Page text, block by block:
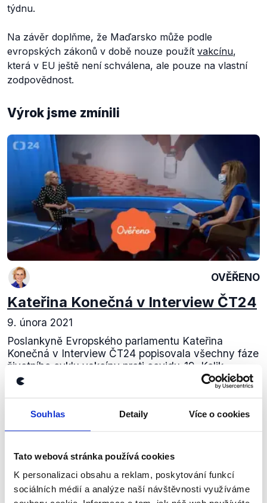
Souhlas Detaily Více o cookies
Tato webová stránka používá cookies
K personalizaci obsahu a reklam, poskytování funkcí
sociálních médií a analýze naší návštěvnosti využíváme
týdnu.
Na závěr doplňme, že Maďarsko může podle
evropských zákonů v době nouze použít vakcínu,
která v EU ještě není schválena, ale pouze na vlastní
zodpovědnost.
Výrok jsme zmínili
OVĚŘENO
Kateřina Konečná v Interview ČT24
9. února 2021
Poslankyně Evropského parlamentu Kateřina
Konečná v Interview ČT24 popisovala všechny fáze
životního cyklu vakcíny proti covidu-19. Kolik
Evropská unie investovala do výzkumu a vývoje...
Zůstaňme v kontaktu
Přihlaste se k odběru našeho